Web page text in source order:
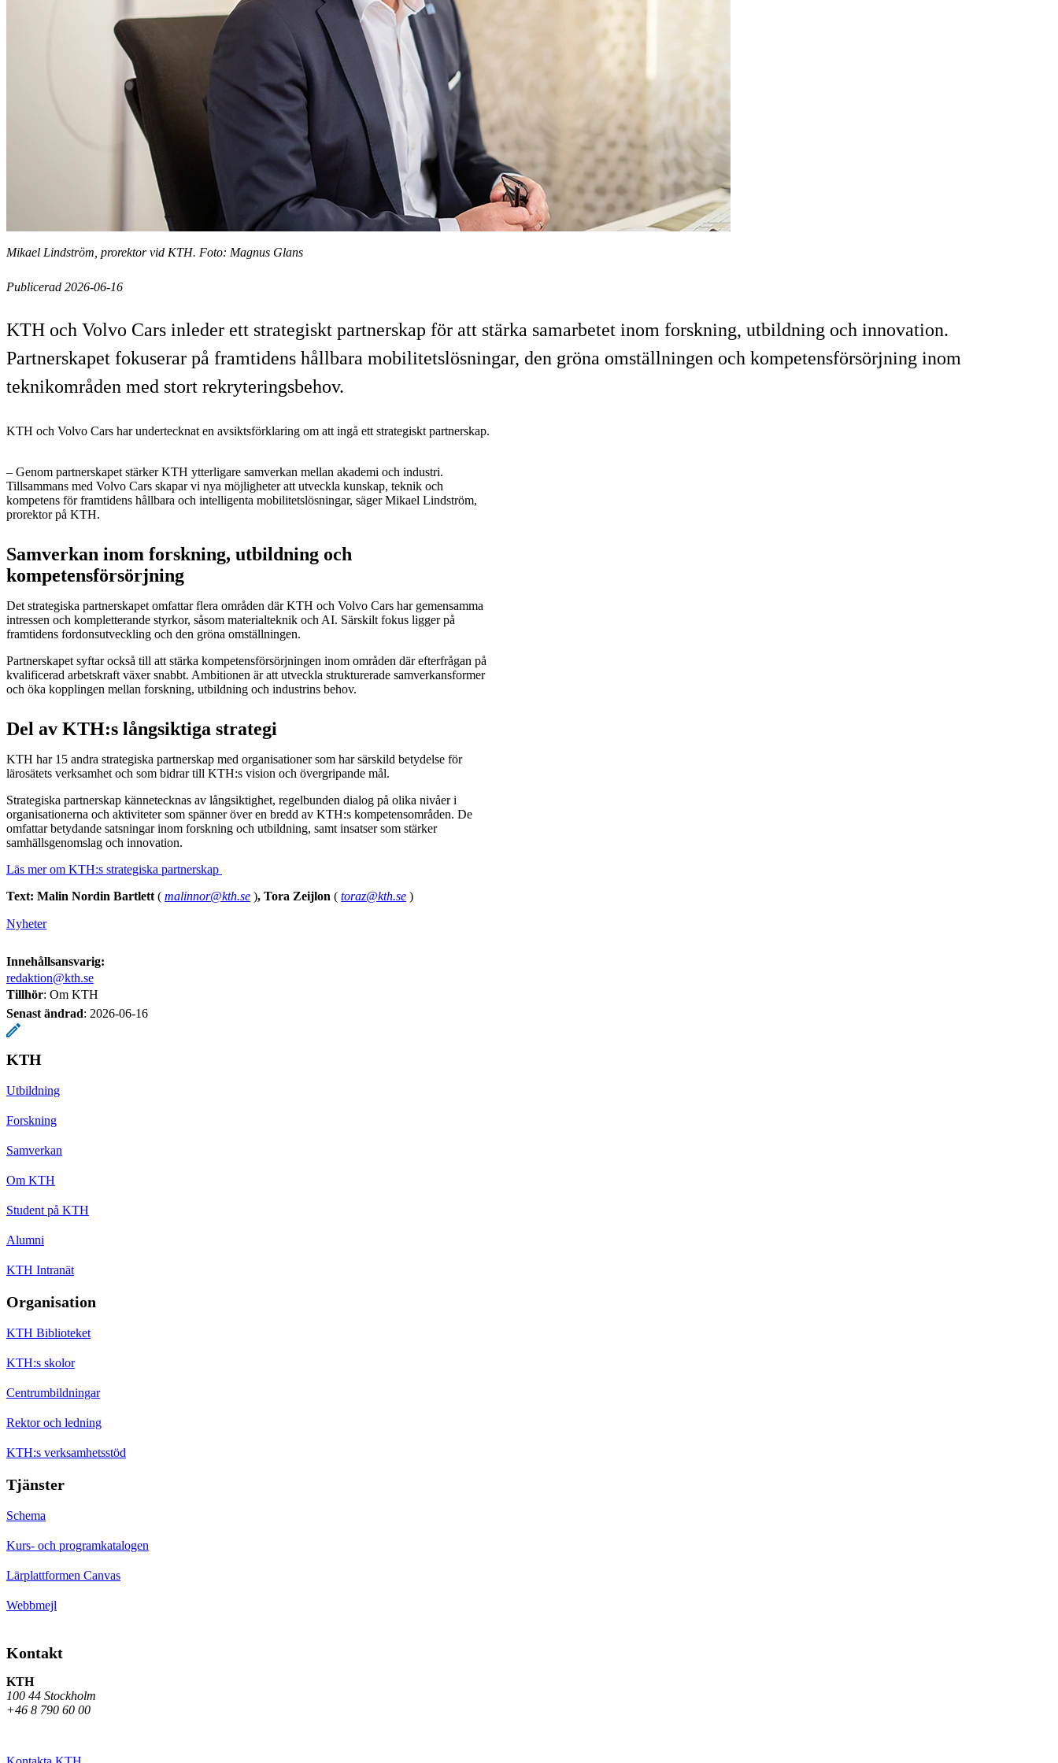
Mikael Lindström, prorektor vid KTH. Foto: Magnus Glans
Publicerad 2026-06-16
KTH och Volvo Cars inleder ett strategiskt partnerskap för att stärka samarbetet inom forskning, utbildning och innovation.
Partnerskapet fokuserar på framtidens hållbara mobilitetslösningar, den gröna omställningen och kompetensförsörjning inom
teknikområden med stort rekryteringsbehov.
KTH och Volvo Cars har undertecknat en avsiktsförklaring om att ingå ett strategiskt partnerskap.
– Genom partnerskapet stärker KTH ytterligare samverkan mellan akademi och industri.
Tillsammans med Volvo Cars skapar vi nya möjligheter att utveckla kunskap, teknik och
kompetens för framtidens hållbara och intelligenta mobilitetslösningar, säger Mikael Lindström,
prorektor på KTH.
Samverkan inom forskning, utbildning och
kompetensförsörjning
Det strategiska partnerskapet omfattar flera områden där KTH och Volvo Cars har gemensamma
intressen och kompletterande styrkor, såsom materialteknik och AI. Särskilt fokus ligger på
framtidens fordonsutveckling och den gröna omställningen.
Partnerskapet syftar också till att stärka kompetensförsörjningen inom områden där efterfrågan på
kvalificerad arbetskraft växer snabbt. Ambitionen är att utveckla strukturerade samverkansformer
och öka kopplingen mellan forskning, utbildning och industrins behov.
Del av KTH:s långsiktiga strategi
KTH har 15 andra strategiska partnerskap med organisationer som har särskild betydelse för
lärosätets verksamhet och som bidrar till KTH:s vision och övergripande mål.
Strategiska partnerskap kännetecknas av långsiktighet, regelbunden dialog på olika nivåer i
organisationerna och aktiviteter som spänner över en bredd av KTH:s kompetensområden. De
omfattar betydande satsningar inom forskning och utbildning, samt insatser som stärker
samhällsgenomslag och innovation.
Läs mer om KTH:s strategiska partnerskap
Text: Malin Nordin Bartlett ( malinnor@kth.se ), Tora Zeijlon ( toraz@kth.se )
Nyheter
Innehållsansvarig:
redaktion@kth.se
Tillhör: Om KTH
Senast ändrad: 2026-06-16
KTH
Utbildning
Forskning
Samverkan
Om KTH
Student på KTH
Alumni
KTH Intranät
Organisation
KTH Biblioteket
KTH:s skolor
Centrumbildningar
Rektor och ledning
KTH:s verksamhetsstöd
Tjänster
Schema
Kurs- och programkatalogen
Lärplattformen Canvas
Webbmejl
Kontakt
KTH
100 44 Stockholm
+46 8 790 60 00